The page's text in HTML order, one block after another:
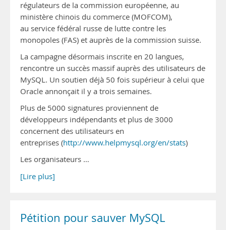
régulateurs de la commission européenne, au
ministère chinois du commerce (MOFCOM),
au service fédéral russe de lutte contre les
monopoles (FAS) et auprès de la commission suisse.
La campagne désormais inscrite en 20 langues,
rencontre un succès massif auprès des utilisateurs de
MySQL. Un soutien déjà 50 fois supérieur à celui que
Oracle annonçait il y a trois semaines.
Plus de 5000 signatures proviennent de
développeurs indépendants et plus de 3000
concernent des utilisateurs en
entreprises (http://www.helpmysql.org/en/stats)
Les organisateurs …
[Lire plus]
Pétition pour sauver MySQL